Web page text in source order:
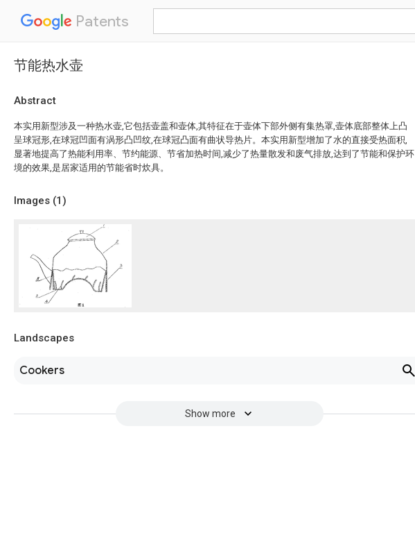
Patents
节能热水壶
Abstract
本实用新型涉及一种热水壶,它包括壶盖和壶体,其特征在于壶体下部外侧有集热罩,壶体底部整体上凸
呈球冠形,在球冠凹面有涡形凸凹纹,在球冠凸面有曲状导热片。本实用新型增加了水的直接受热面积,
显著地提高了热能利用率、节约能源、节省加热时间,减少了热量散发和废气排放,达到了节能和保护环
境的效果,是居家适用的节能省时炊具。
Images (1)
Landscapes
Cookers
Show more